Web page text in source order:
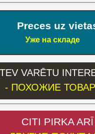
Preces uz
Уже на складе
TEV VARĒTU
- ПОХОЖИЕ
CITI PIRKA ARĪ